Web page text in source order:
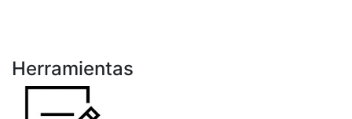
Herramientas